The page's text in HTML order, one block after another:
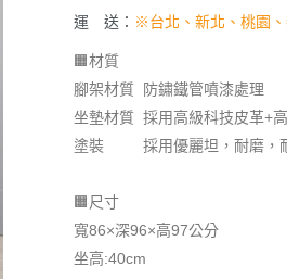
運 送： ※台北、新北、桃園、
🟧材質
腳架材質 防鏽鐵管噴漆處理
坐墊材質 採用高級科技皮革+
塗裝 採用優麗坦，耐磨，
🟧尺寸
寬86×深96×高97公分
坐高:40cm